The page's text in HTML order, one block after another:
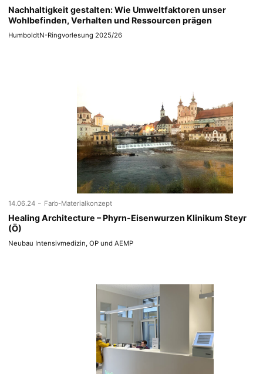
Nachhaltigkeit gestalten: Wie Umweltfaktoren unser
Wohlbefinden, Verhalten und Ressourcen prägen
HumboldtN-Ringvorlesung 2025/26
14.06.24 - Farb-Materialkonzept
Healing Architecture – Phyrn-Eisenwurzen Klinikum Steyr
(Ö)
Neubau Intensivmedizin, OP und AEMP